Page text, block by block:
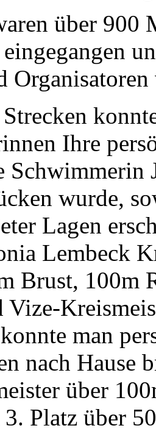
über 900
Organisatoren
Ihre
wurde,
Lagen
Lembeck
Brust, 100m
Vize-
man
nach Hause
über
Platz über